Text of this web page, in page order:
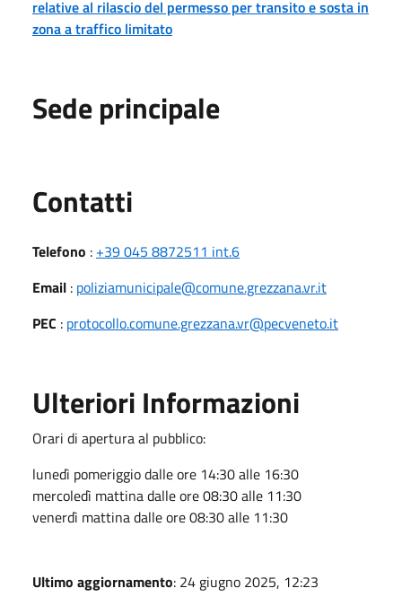
relative al rilascio del permesso per transito e sosta in
zona a traffico limitato
Sede principale
Contatti
Telefono : +39 045 8872511 int.6
Email : poliziamunicipale@comune.grezzana.vr.it
PEC : protocollo.comune.grezzana.vr@pecveneto.it
Ulteriori Informazioni
Orari di apertura al pubblico:
lunedì pomeriggio dalle ore 14:30 alle 16:30
mercoledì mattina dalle ore 08:30 alle 11:30
venerdì mattina dalle ore 08:30 alle 11:30
Ultimo aggiornamento: 24 giugno 2025, 12:23